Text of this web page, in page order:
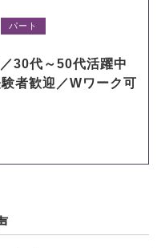
パート
30代～50代活躍中
者歓迎／Wワーク可